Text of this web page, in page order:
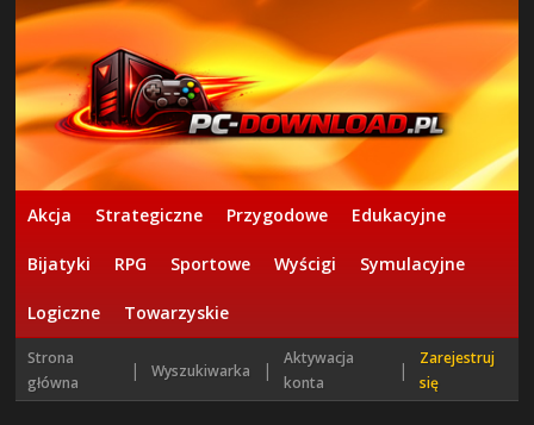
Akcja Strategiczne Przygodowe Edukacyjne
Bijatyki RPG Sportowe Wyścigi Symulacyjne
Logiczne Towarzyskie
Strona
główna
| Wyszukiwarka |
Aktywacja
konta
|
Zarejestruj
się